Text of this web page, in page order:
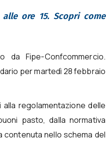
ore 15. Scopri come
Fipe-Confcommercio.
per martedì 28 febbraio
regolamentazione delle
pasto, dalla normativa
contenuta nello schema del